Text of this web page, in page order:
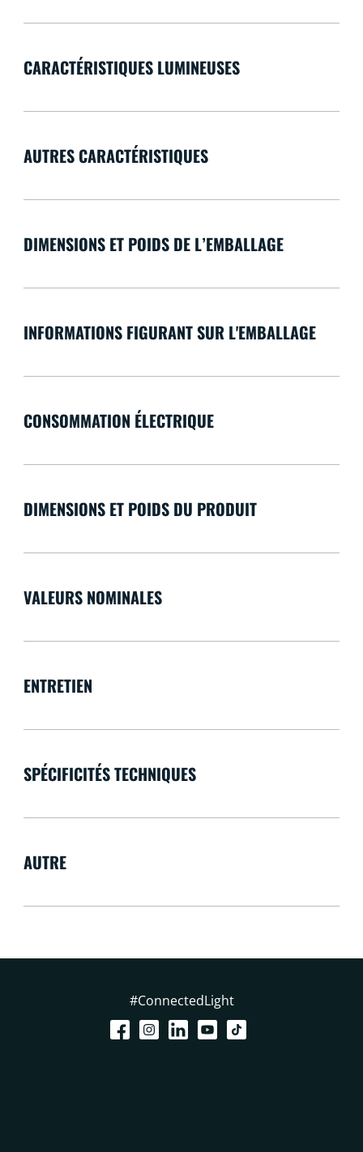
CARACTÉRISTIQUES LUMINEUSES
AUTRES CARACTÉRISTIQUES
DIMENSIONS ET POIDS DE L’EMBALLAGE
INFORMATIONS FIGURANT SUR L'EMBALLAGE
CONSOMMATION ÉLECTRIQUE
DIMENSIONS ET POIDS DU PRODUIT
VALEURS NOMINALES
ENTRETIEN
SPÉCIFICITÉS TECHNIQUES
AUTRE
#ConnectedLight